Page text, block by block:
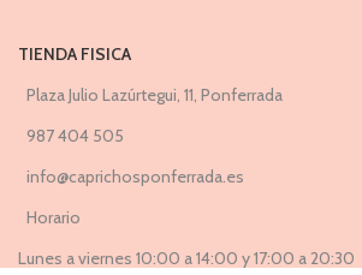
TIENDA FISICA
Plaza Julio Lazúrtegui, 11, Ponferrada
987 404 505
info@caprichosponferrada.es
Horario
Lunes a viernes 10:00 a 14:00 y 17:00 a 20:30